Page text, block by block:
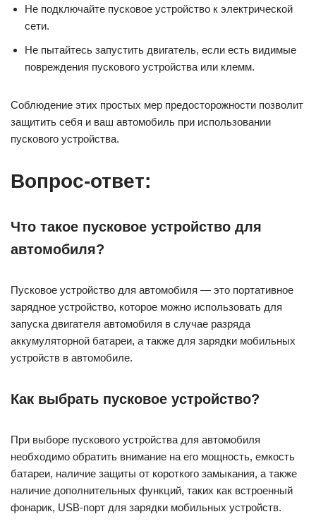
Не подключайте пусковое устройство к электрической
сети.
Не пытайтесь запустить двигатель, если есть видимые
повреждения пускового устройства или клемм.
Соблюдение этих простых мер предосторожности позволит
защитить себя и ваш автомобиль при использовании
пускового устройства.
Вопрос-ответ:
Что такое пусковое устройство для
автомобиля?
Пусковое устройство для автомобиля — это портативное
зарядное устройство, которое можно использовать для
запуска двигателя автомобиля в случае разряда
аккумуляторной батареи, а также для зарядки мобильных
устройств в автомобиле.
Как выбрать пусковое устройство?
При выборе пускового устройства для автомобиля
необходимо обратить внимание на его мощность, емкость
батареи, наличие защиты от короткого замыкания, а также
наличие дополнительных функций, таких как встроенный
фонарик, USB-порт для зарядки мобильных устройств.